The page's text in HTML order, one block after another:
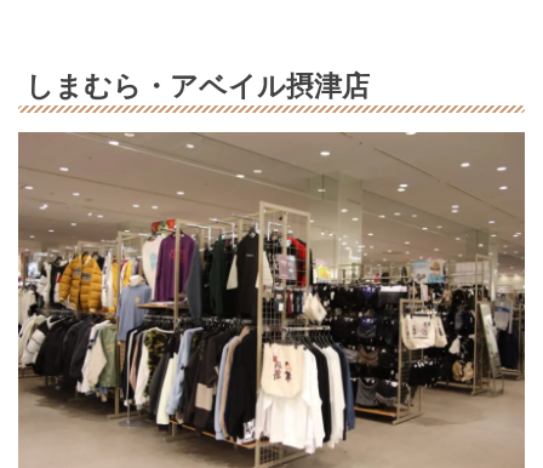
しまむら・アベイル摂津店